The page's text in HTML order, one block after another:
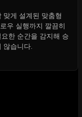
맞게 설계된 맞춤형
우 실행까지 깔끔히
한 순간을 감지해 승
않습니다.